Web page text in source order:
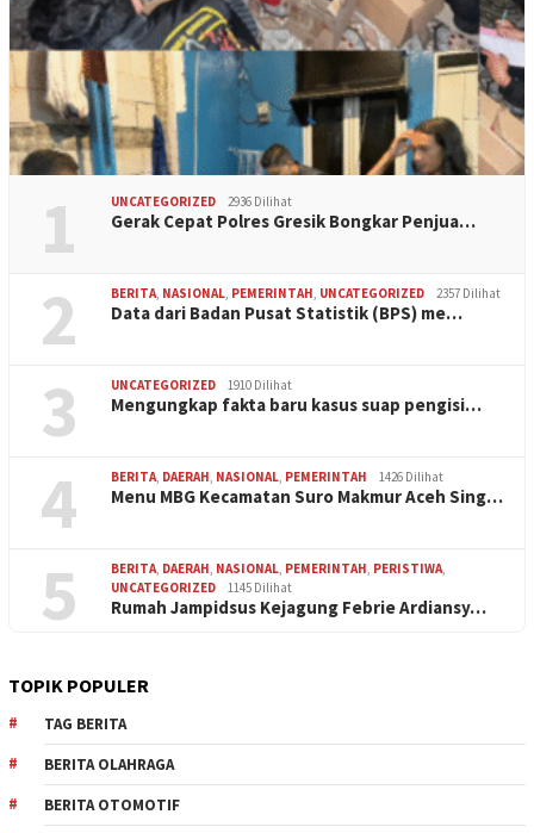
1 UNCATEGORIZED 2936 Dilihat
Gerak Cepat Polres Gresik Bongkar Penjua…
2 BERITA NASIONAL PEMERINTAH UNCATEGORIZED 2357 Dilihat
Data dari Badan Pusat Statistik (BPS) me…
3 UNCATEGORIZED 1910 Dilihat
Mengungkap fakta baru kasus suap pengisi…
4 BERITA DAERAH NASIONAL PEMERINTAH 1426 Dilihat
Menu MBG Kecamatan Suro Makmur Aceh Sing…
5 BERITA DAERAH NASIONAL PEMERINTAH PERISTIWA
UNCATEGORIZED
1145 Dilihat
Rumah Jampidsus Kejagung Febrie Ardiansy…
TOPIK POPULER
TAG BERITA
BERITA OLAHRAGA
BERITA OTOMOTIF